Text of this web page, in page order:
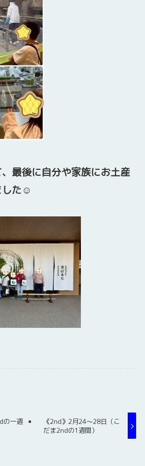
最後に自分や家族にお土産
した☺
の一週
《2nd》2月24～28日（こ
だま2ndの1週間）